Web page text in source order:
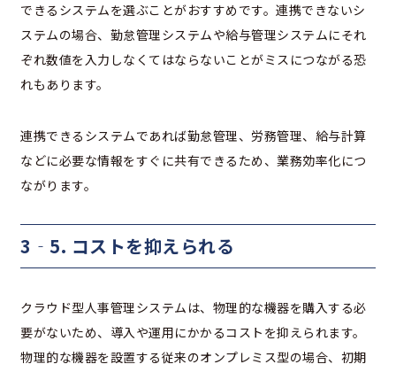
できるシステムを選ぶことがおすすめです。連携できないシ
ステムの場合、勤怠管理システムや給与管理システムにそれ
ぞれ数値を入力しなくてはならないことがミスにつながる恐
れもあります。
連携できるシステムであれば勤怠管理、労務管理、給与計算
などに必要な情報をすぐに共有できるため、業務効率化につ
ながります。
3‐5. コストを抑えられる
クラウド型人事管理システムは、物理的な機器を購入する必
要がないため、導入や運用にかかるコストを抑えられます。
物理的な機器を設置する従来のオンプレミス型の場合、初期